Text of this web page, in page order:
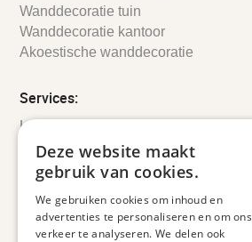
Wanddecoratie tuin
Wanddecoratie kantoor
Akoestische wanddecoratie
Services:
Leveringsinformatie
Retourbeleid
Informatie
Veelgestelde vragen
Duurzaam ondernemen
Deze website maakt
gebruik van cookies.
We gebruiken cookies om inhoud en
advertenties te personaliseren en om ons
verkeer te analyseren. We delen ook